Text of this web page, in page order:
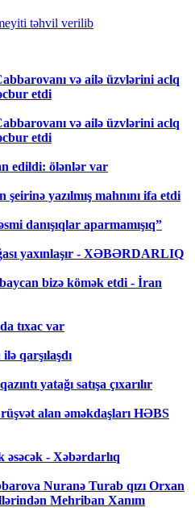
təhvil verilib
və ailə üzvlərini aclq
etdi
və ailə üzvlərini aclq
etdi
edildi: ölənlər var
yazılmış mahnını ifa etdi
danışıqlar aparmamışıq”
yaxınlaşır - XƏBƏRDARLIQ
bizə kömək etdi - İran
tıxac var
qarşılaşdı
yatağı satışa çıxarılır
alan əməkdaşları HƏBS
- Xəbərdarlıq
Nuranə Turab qızı Orxan
Mehriban Xanım